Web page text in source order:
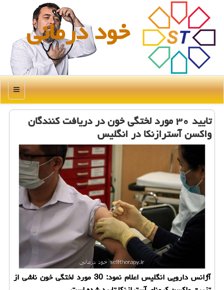
خود درمانی
منو
تایید ۳۰ مورد لختگی خون در دریافت كنندگان
واكسن آسترازنكا در انگلیس
آژانس دارویی انگلیس اعلام نمود: 30 مورد لختگی خون ناشی از